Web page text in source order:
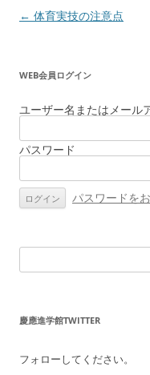
投
ビ
ゲ
シ
ン
← 体育実技の注意点
WEB会員ログイン
ユーザー名またはメール
パスワード
パスワードを
索:
慶應進学館TWITTER
フォローしてください。